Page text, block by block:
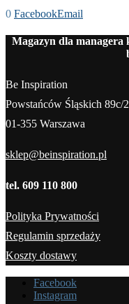
0 FacebookEmail
Magazyn dla managera
Be Inspiration
Powstańców Śląskich 89c/
01-355 Warszawa
sklep@beinspiration.pl
tel. 609 110 800
Polityka Prywatności
Regulamin sprzedaży
Koszty dostawy
Facebook
Instagram